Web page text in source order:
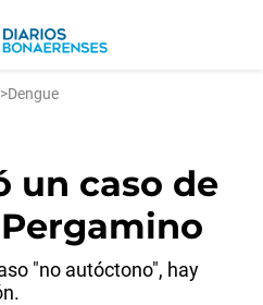
>Dengue
un caso de
"no autóctono", hay